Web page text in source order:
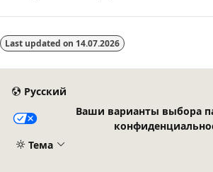
Last updated on 14.07.2026
Русский
Ваши варианты выбора
Тема